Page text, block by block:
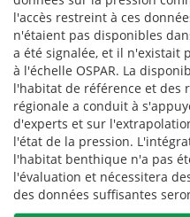
l'accès restreint à ces
n'étaient pas disponibles
a été signalée, et il n'existait
à l'échelle OSPAR. La
l'habitat de référence et des
régionale a conduit à
d'experts et sur
l'état de la pression.
l'habitat benthique n'a pas
l'évaluation et nécessitera
des données suffisantes